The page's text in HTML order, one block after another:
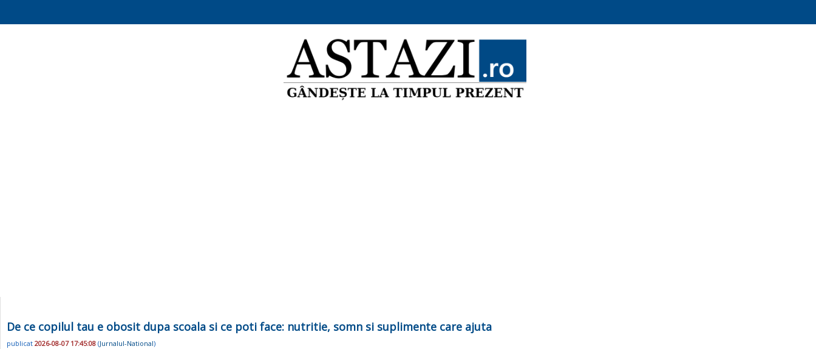
De ce copilul tau e obosit dupa scoala si ce poti face: nutritie, somn si suplimente care ajuta
publicat 2026-08-07 17:45:08 (Jurnalul-National)